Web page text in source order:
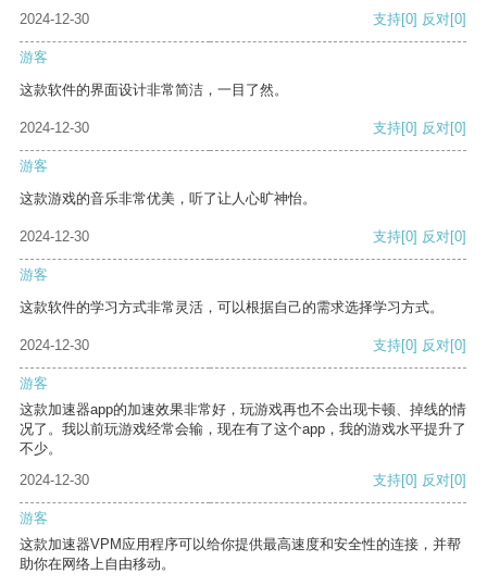
2024-12-30
支持[0] 反对[0]
游客
这款软件的界面设计非常简洁，一目了然。
2024-12-30 支持[0] 反对[0]
游客
这款游戏的音乐非常优美，听了让人心旷神怡。
2024-12-30 支持[0] 反对[0]
游客
这款软件的学习方式非常灵活，可以根据自己的需求选择学习方式。
2024-12-30 支持[0] 反对[0]
游客
这款加速器app的加速效果非常好，玩游戏再也不会出现卡顿、掉线的情
况了。我以前玩游戏经常会输，现在有了这个app，我的游戏水平提升了
不少。
2024-12-30
支持[0] 反对[0]
游客
这款加速器VPM应用程序可以给你提供最高速度和安全性的连接，并帮
助你在网络上自由移动。